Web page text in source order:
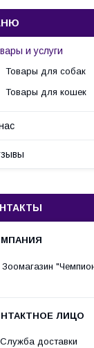
и услуги
Товары для собак
Товары для кошек
Зоомагазин
Служба доставки